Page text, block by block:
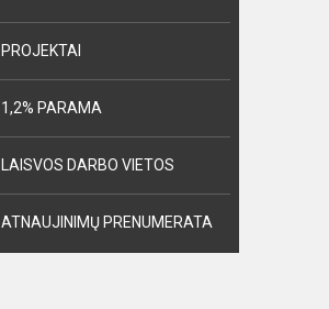
PROJEKTAI
1,2% PARAMA
LAISVOS DARBO VIETOS
ATNAUJINIMŲ PRENUMERATA